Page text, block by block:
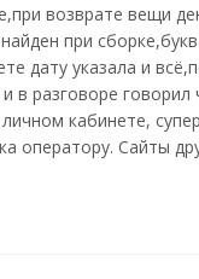
возврате вещи
при
дату указала и
в разговоре
кабинете,
оператору. Сайты